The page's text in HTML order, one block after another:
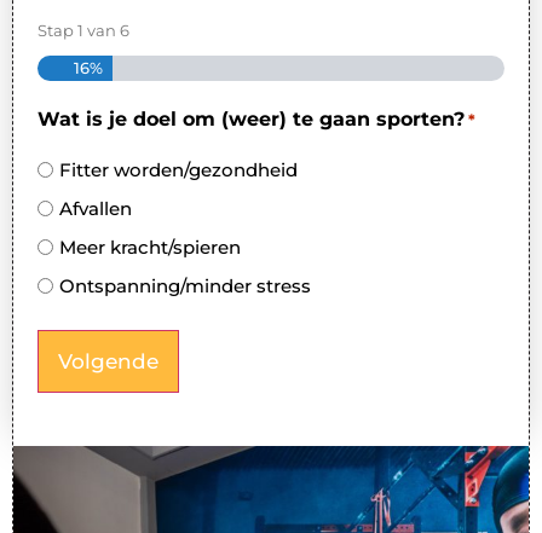
Stap1 van 6
16%
Wat is je doel om (weer) te gaan sporten? *
Fitter worden/gezondheid
Afvallen
Meer kracht/spieren
Ontspanning/minder stress